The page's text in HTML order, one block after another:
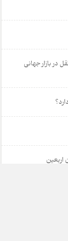
در بازار جهانی
اربعین